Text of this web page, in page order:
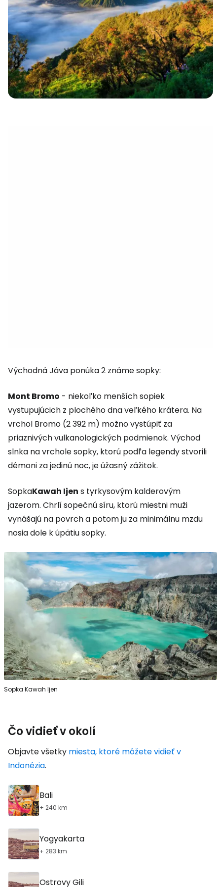
Východná Jáva ponúka 2 známe sopky:
Mont Bromo - niekoľko menších sopiek
vystupujúcich z plochého dna veľkého krátera. Na
vrchol Bromo (2 392 m) možno vystúpiť za
priaznivých vulkanologických podmienok. Východ
slnka na vrchole sopky, ktorú podľa legendy stvorili
démoni za jedinú noc, je úžasný zážitok.
SopkaKawah Ijen s tyrkysovým kalderovým
jazerom. Chrlí sopečnú síru, ktorú miestni muži
vynášajú na povrch a potom ju za minimálnu mzdu
nosia dole k úpätiu sopky.
Sopka Kawah Ijen
Čo vidieť v okolí
Objavte všetky miesta, ktoré môžete vidieť v
Indonézia.
Bali
+ 240 km
Yogyakarta
+ 283 km
Ostrovy Gili